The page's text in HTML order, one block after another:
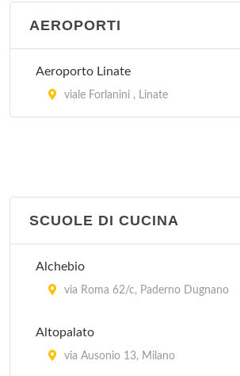
AEROPORTI
Aeroporto Linate
viale Forlanini , Linate
SCUOLE DI CUCINA
Alchebio
via Roma 62/c, Paderno Dugnano
Altopalato
via Ausonio 13, Milano